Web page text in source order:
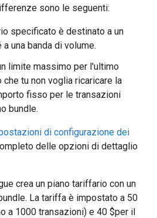
sono le seguenti:
specificato è destinato a un
una banda di volume.
limite massimo per l'ultimo
che tu non voglia ricaricare la
fisso per le transazioni
bundle.
di configurazione dei
delle opzioni di dettaglio
crea un piano tariffario con un
La tariffa è impostato a 50
a 1000 transazioni) e 40 $per il